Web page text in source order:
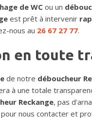
de WC ou un
est prêt à intervenir
nous au 26 67 27 77.
en toute
de notre déboucheur
à une totale
Reckange, pas
nous contacter et